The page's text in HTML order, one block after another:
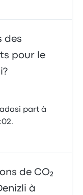
des
pour le
part à
de CO₂
à